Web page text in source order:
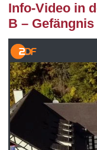
Info-Video in
B –